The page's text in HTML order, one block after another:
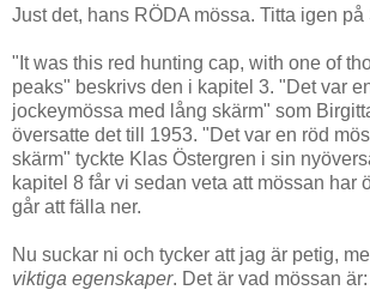
Just det, hans RÖDA mössa. Titta igen
"It was this red hunting cap, with one of
peaks" beskrivs den i kapitel 3. "Det var
jockeymössa med lång skärm" som
översatte det till 1953. "Det var en röd
skärm" tyckte Klas Östergren i sin
kapitel 8 får vi sedan veta att mössan har
går att fälla ner.
Nu suckar ni och tycker att jag är petig,
viktiga egenskaper. Det är vad mössan